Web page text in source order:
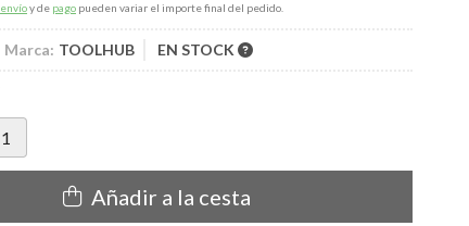
envíoy de pago pueden variar el importe final del pedido.
Marca: TOOLHUB EN STOCK
Añadir a la cesta